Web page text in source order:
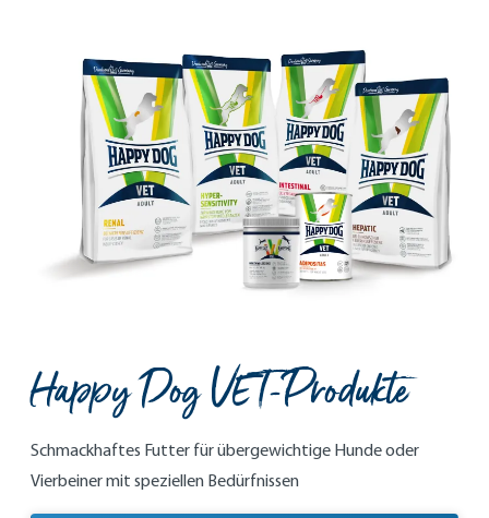
Happy Dog VET-Produkte
Schmackhaftes Futter für übergewichtige Hunde oder
Vierbeiner mit speziellen Bedürfnissen